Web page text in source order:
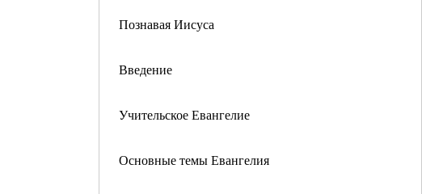
Познавая Иисуса
Введение
Учительское Евангелие
Основные темы Евангелия